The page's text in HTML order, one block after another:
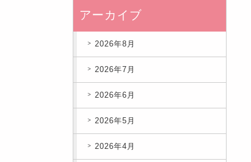
アーカイブ
2026年8月
2026年7月
2026年6月
2026年5月
2026年4月